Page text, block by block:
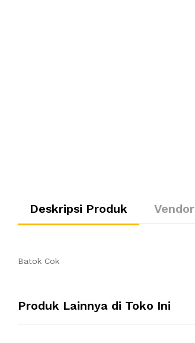
Deskripsi Produk Vendor
Batok Cok
Produk Lainnya di Toko Ini